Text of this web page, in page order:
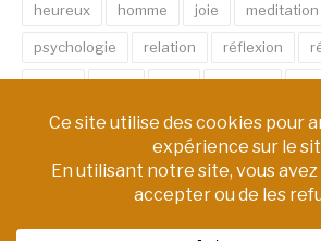
heureux homme joie meditation
psychologie relation réflexion
santé sexe soin spirituel
vie âme émotion énergie